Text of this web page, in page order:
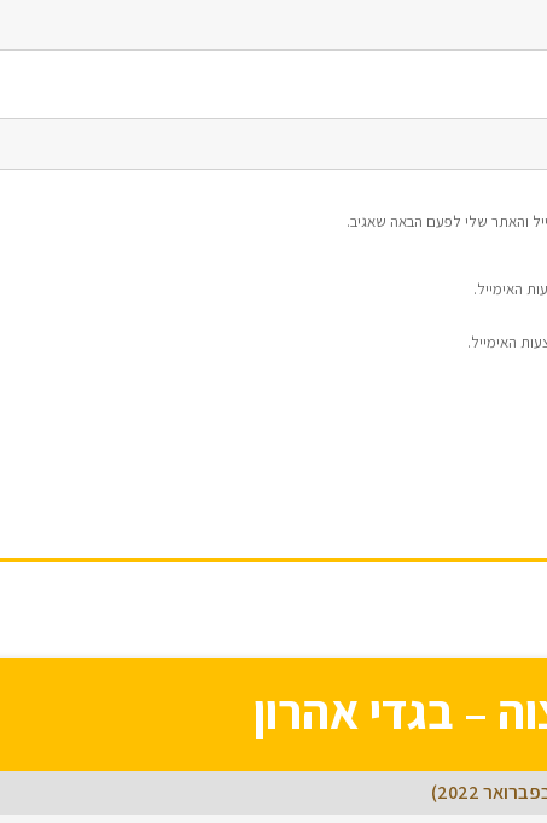
והאתר שלי לפעם הבאה שאגיב.
האימייל.
האימייל.
– בגדי אהרון